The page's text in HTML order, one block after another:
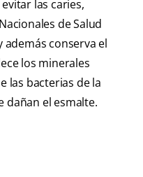
las caries,
de Salud
además conserva el
los minerales
las bacterias de la
dañan el esmalte.